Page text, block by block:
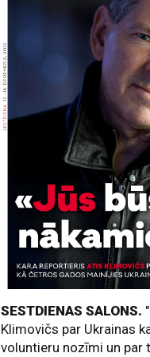
SESTDIENAS SALONS.
Klimovičs par Ukrainas
voluntieru nozīmi un par